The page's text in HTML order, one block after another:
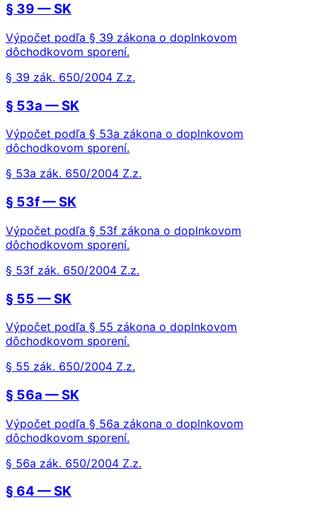
§ 39 — SK
Výpočet podľa § 39 zákona o doplnkovom
dôchodkovom sporení.
§ 39 zák. 650/2004 Z.z.
§ 53a — SK
Výpočet podľa § 53a zákona o doplnkovom
dôchodkovom sporení.
§ 53a zák. 650/2004 Z.z.
§ 53f — SK
Výpočet podľa § 53f zákona o doplnkovom
dôchodkovom sporení.
§ 53f zák. 650/2004 Z.z.
§ 55 — SK
Výpočet podľa § 55 zákona o doplnkovom
dôchodkovom sporení.
§ 55 zák. 650/2004 Z.z.
§ 56a — SK
Výpočet podľa § 56a zákona o doplnkovom
dôchodkovom sporení.
§ 56a zák. 650/2004 Z.z.
§ 64 — SK